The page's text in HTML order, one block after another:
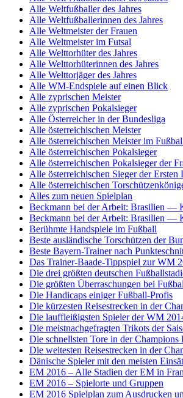
Alle Weltfußballer des Jahres
Alle Weltfußballerinnen des Jahres
Alle Weltmeister der Frauen
Alle Weltmeister im Futsal
Alle Welttorhüter des Jahres
Alle Welttorhüterinnen des Jahres
Alle Welttorjäger des Jahres
Alle WM-Endspiele auf einen Blick
Alle zyprischen Meister
Alle zyprischen Pokalsieger
Alle Österreicher in der Bundesliga
Alle österreichischen Meister
Alle österreichischen Meister im
Alle österreichischen Pokalsieger
Alle österreichischen Pokalsieger der
Alle österreichischen Sieger der Ersten
Alle österreichischen
Alles zum neuen Spielplan
Beckmann bei der Arbeit: Brasilien —
Beckmann bei der Arbeit: Brasilien —
Berühmte Handspiele im Fußball
Beste ausländische Torschützen der
Beste Bayern-Trainer nach
Das Trainer-Baade-Tippspiel zur WM
Die drei größten deutschen
Die größten Überraschungen bei
Die Handicaps einiger Fußball-Profis
Die kürzesten Reisestrecken in der
Die lauffleißigsten Spieler der WM
Die meistnachgefragten Trikots der
Die schnellsten Tore in der Champions
Die weitesten Reisestrecken in der
Dänische Spieler mit den meisten
EM 2016 – Alle Stadien der EM in
EM 2016 – Spielorte und Gruppen
EM 2016 Spielplan zum Ausdrucken